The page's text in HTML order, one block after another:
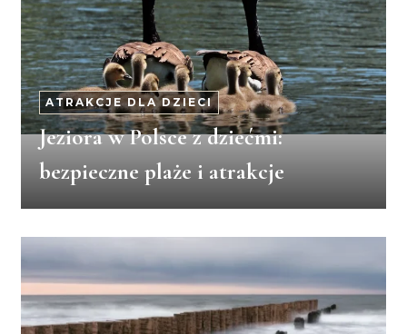
ATRAKCJE DLA DZIECI
Jeziora w Polsce z dziećmi:
bezpieczne plaże i atrakcje